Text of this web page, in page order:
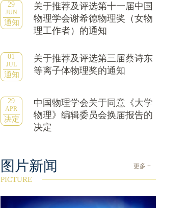
29
JUN
通知
关于推荐及评选第十一届中国
物理学会谢希德物理奖（女物
理工作者）的通知
01
JUL
通知
关于推荐及评选第三届蔡诗东
等离子体物理奖的通知
29
APR
决定
中国物理学会关于同意《大学
物理》编辑委员会换届报告的
决定
更多 +
图片新闻
PICTURE